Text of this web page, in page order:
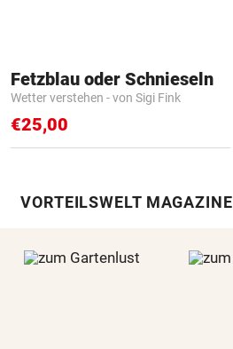
Fetzblau oder Schnieseln
Wetter verstehen - von Sigi Fink
€25,00
VORTEILSWELT MAGAZINE